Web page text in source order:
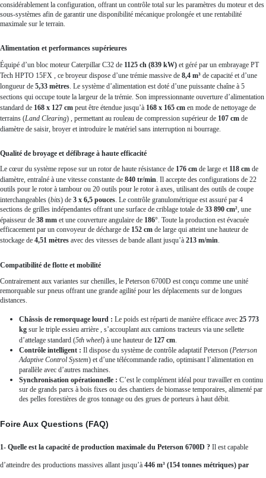
considérablement la configuration, offrant un contrôle total sur les paramètres du moteur et des
sous-systèmes afin de garantir une disponibilité mécanique prolongée et une rentabilité
maximale sur le terrain.
Alimentation et performances supérieures
Équipé d’un bloc moteur Caterpillar C32 de 1125 ch (839 kW) et géré par un embrayage PT
Tech HPTO 15FX , ce broyeur dispose d’une trémie massive de 8,4 m³ de capacité et d’une
longueur de 5,33 mètres. Le système d’alimentation est doté d’une puissante chaîne à 5
sections qui occupe toute la largeur de la trémie. Son impressionnante ouverture d’alimentation
standard de 168 x 127 cm peut être étendue jusqu’à 168 x 165 cm en mode de nettoyage de
terrains (Land Clearing) , permettant au rouleau de compression supérieur de 107 cm de
diamètre de saisir, broyer et introduire le matériel sans interruption ni bourrage.
Qualité de broyage et défibrage à haute efficacité
Le cœur du système repose sur un rotor de haute résistance de 176 cm de large et 118 cm de
diamètre, entraîné à une vitesse constante de 840 tr/min. Il accepte des configurations de 22
outils pour le rotor à tambour ou 20 outils pour le rotor à axes, utilisant des outils de coupe
interchangeables (bits) de 3 x 6,5 pouces. Le contrôle granulométrique est assuré par 4
sections de grilles indépendantes offrant une surface de criblage totale de 33 890 cm², une
épaisseur de 38 mm et une couverture angulaire de 186°. Toute la production est évacuée
efficacement par un convoyeur de décharge de 152 cm de large qui atteint une hauteur de
stockage de 4,51 mètres avec des vitesses de bande allant jusqu’à 213 m/min.
Compatibilité de flotte et mobilité
Contrairement aux variantes sur chenilles, le Peterson 6700D est conçu comme une unité
remorquable sur pneus offrant une grande agilité pour les déplacements sur de longues
distances.
Châssis de remorquage lourd : Le poids est réparti de manière efficace avec 25 773
kg sur le triple essieu arrière , s’accouplant aux camions tracteurs via une sellette
d’attelage standard (5th wheel) à une hauteur de 127 cm.
Contrôle intelligent : Il dispose du système de contrôle adaptatif Peterson (Peterson
Adaptive Control System) et d’une télécommande radio, optimisant l’alimentation en
parallèle avec d’autres machines.
Synchronisation opérationnelle : C’est le complément idéal pour travailler en continu
sur de grands parcs à bois fixes ou des chantiers de biomasse temporaires, alimenté par
des pelles forestières de gros tonnage ou des grues de porteurs à haut débit.
Foire Aux Questions (FAQ)
1- Quelle est la capacité de production maximale du Peterson 6700D ? Il est capable
d’atteindre des productions massives allant jusqu’à 446 m³ (154 tonnes métriques) par